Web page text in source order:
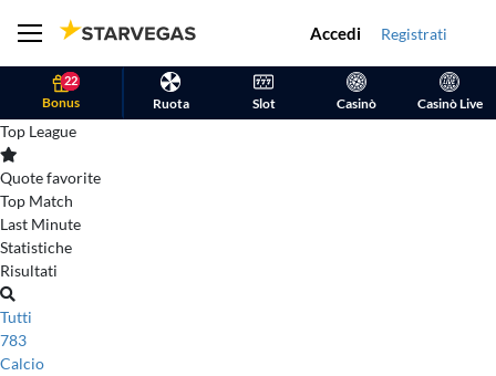
Accedi Registrati
22
Bonus Ruota Slot Casinò Casinò Live
Top League
Quote favorite
Top Match
Last Minute
Statistiche
Risultati
Tutti
783
Calcio